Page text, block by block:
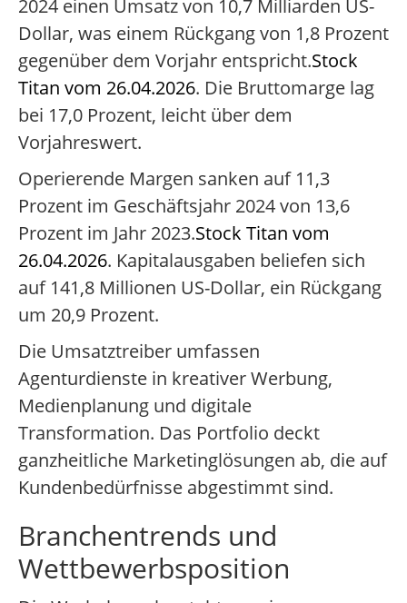
2024 einen Umsatz von 10,7 Milliarden US-
Dollar, was einem Rückgang von 1,8 Prozent
gegenüber dem Vorjahr entspricht.Stock
Titan vom 26.04.2026. Die Bruttomarge lag
bei 17,0 Prozent, leicht über dem
Vorjahreswert.
Operierende Margen sanken auf 11,3
Prozent im Geschäftsjahr 2024 von 13,6
Prozent im Jahr 2023.Stock Titan vom
26.04.2026. Kapitalausgaben beliefen sich
auf 141,8 Millionen US-Dollar, ein Rückgang
um 20,9 Prozent.
Die Umsatztreiber umfassen
Agenturdienste in kreativer Werbung,
Medienplanung und digitale
Transformation. Das Portfolio deckt
ganzheitliche Marketinglösungen ab, die auf
Kundenbedürfnisse abgestimmt sind.
Branchentrends und
Wettbewerbsposition